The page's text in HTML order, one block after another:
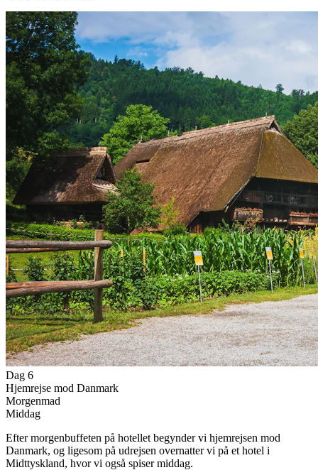
Dag 6
Hjemrejse mod Danmark
Morgenmad
Middag
Efter morgenbuffeten på hotellet begynder vi hjemrejsen mod
Danmark, og ligesom på udrejsen overnatter vi på et hotel i
Midttyskland, hvor vi også spiser middag.